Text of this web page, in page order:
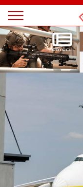
Magazine
Raids
Panneau de gestion